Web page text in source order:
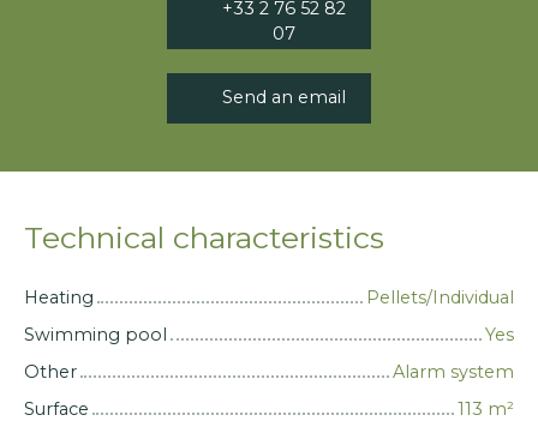
+33 2 76 52 82
07
Send an email
Technical characteristics
Heating
Pellets/Individual
Swimming pool
Yes
Other
Alarm system
Surface
113 m²